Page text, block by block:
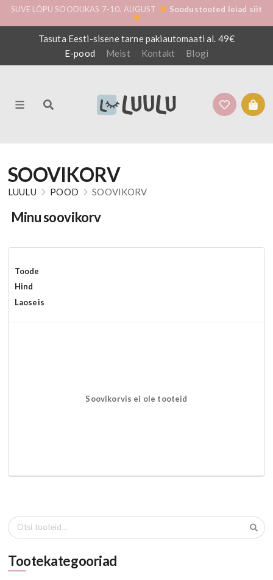
SUVE LÕPU SOODUKAS 7-10. AUGUST Soodustooted leiad siit
Tasuta Eesti-sisene tarne pakiautomaati al. 49€
E-pood
Meist Kontakt Blogi
Otsi
Tootekategooriad
SOOVIKORV
LUULU POOD SOOVIKORV
Minu soovikorv
Toode
Hind
Laoseis
Soovikorvis ei ole tooteid